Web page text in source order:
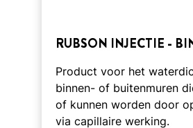
RUBSON INJECTIE -
Product voor het
binnen- of buitenmuren
of kunnen worden door
via capillaire werking.